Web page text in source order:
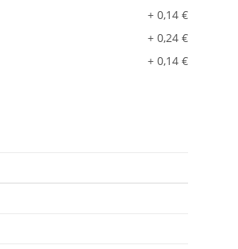
+ 0,14 €
+ 0,24 €
+ 0,14 €